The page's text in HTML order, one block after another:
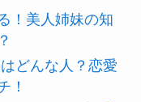
！美人姉妹の知
どんな人？恋愛
！